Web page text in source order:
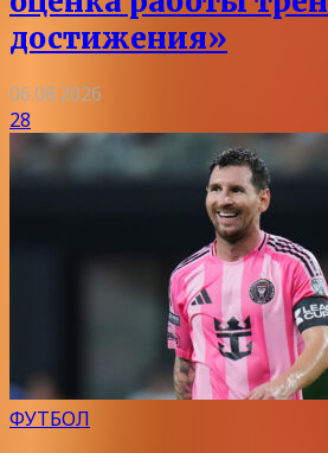
достижения»
06.08.2026
28
ФУТБОЛ